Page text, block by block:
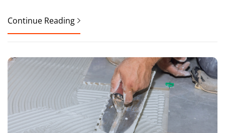
Continue Reading